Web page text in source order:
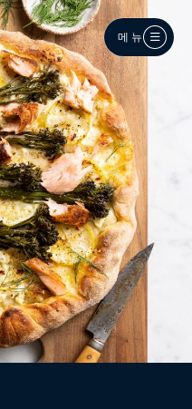
메뉴